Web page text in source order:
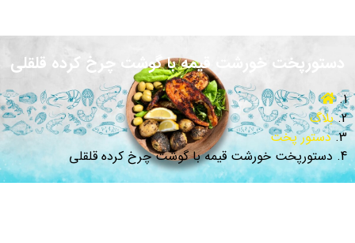
دستورپخت خورشت قیمه با گوشت چرخ کرده قلقلی
بلاگ
دستور پخت
دستورپخت خورشت قیمه با گوشت چرخ کرده قلقلی